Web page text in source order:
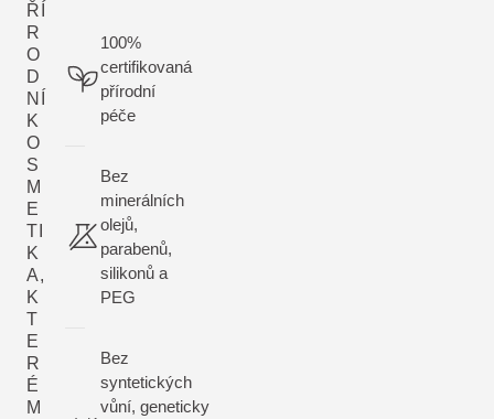
ŘÍ
R
O
D
NÍ
K
O
S
M
E
TI
K
A,
K
T
E
R
É
M
100%
certifikovaná
přírodní
péče
Bez
minerálních
olejů,
parabenů,
silikonů a
PEG
Bez
syntetických
vůní, geneticky